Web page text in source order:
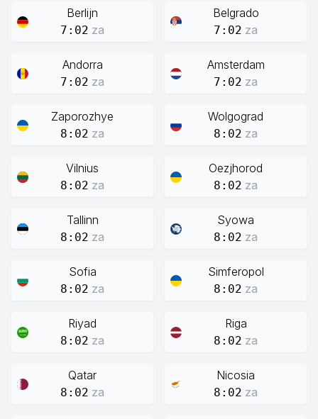
Berlijn
7:02 za
Belgrado
7:02 za
Andorra
7:02 za
Amsterdam
7:02 za
Zaporozhye
8:02 za
Wolgograd
8:02 za
Vilnius
8:02 za
Oezjhorod
8:02 za
Tallinn
8:02 za
Syowa
8:02 za
Sofia
8:02 za
Simferopol
8:02 za
Riyad
8:02 za
Riga
8:02 za
Qatar
8:02 za
Nicosia
8:02 za